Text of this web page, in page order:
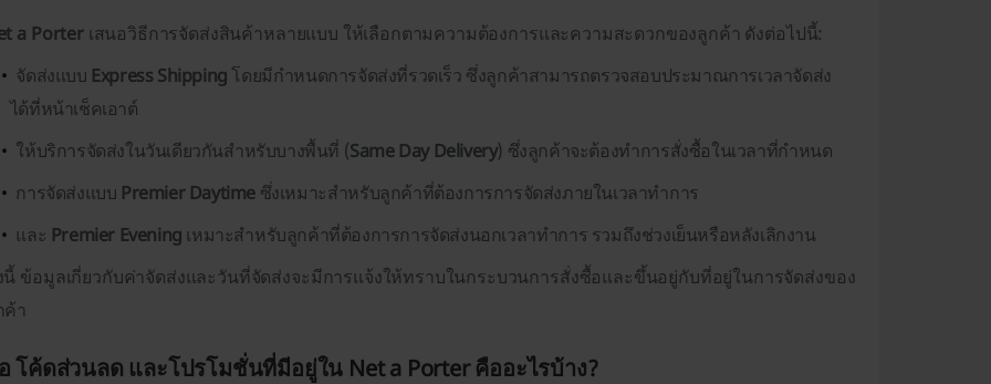
a Porterเสนอวิธีการจัดส่งสินค้าหลายแบบ ให้เลือกตามความต้องการและความสะดวกของลูกค้า ดังต่อไปนี้:
จัดส่งแบบ Express Shippingโดยมีกำหนดการจัดส่งที่รวดเร็ว ซึ่งลูกค้าสามารถตรวจสอบประมาณการเวลาจัดส่ง
ได้ที่หน้าเช็คเอาต์
ให้บริการจัดส่งในวันเดียวกันสำหรับบางพื้นที่ (Same Day Delivery) ซึ่งลูกค้าจะต้องทำการสั่งซื้อในเวลาที่กำหนด
การจัดส่งแบบ Premier Daytime ซึ่งเหมาะสำหรับลูกค้าที่ต้องการการจัดส่งภายในเวลาทำการ
และ Premier Evening เหมาะสำหรับลูกค้าที่ต้องการการจัดส่งนอกเวลาทำการ รวมถึงช่วงเย็นหรือหลังเลิกงาน
นี้ ข้อมูลเกี่ยวกับค่าจัดส่งและวันที่จัดส่งจะมีการแจ้งให้ทราบในกระบวนการสั่งซื้อและขึ้นอยู่กับที่อยู่ในการจัดส่งของ
ค้า
โค้ดส่วนลด และโปรโมชั่นที่มีอยู่ใน Net a Porter คืออะไรบ้าง?